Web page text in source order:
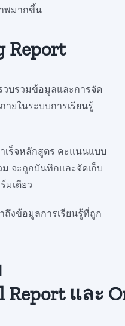
พมากขึ้น
Report
วบรวมข้อมูลและการจัด
ยในระบบการเรียนรู้
เร็จหลักสูตร คะแนนแบบ
จะถูกบันทึกและจัดเก็บ
มเดียว
ถึงข้อมูลการเรียนรู้ที่ถูก
Report และ